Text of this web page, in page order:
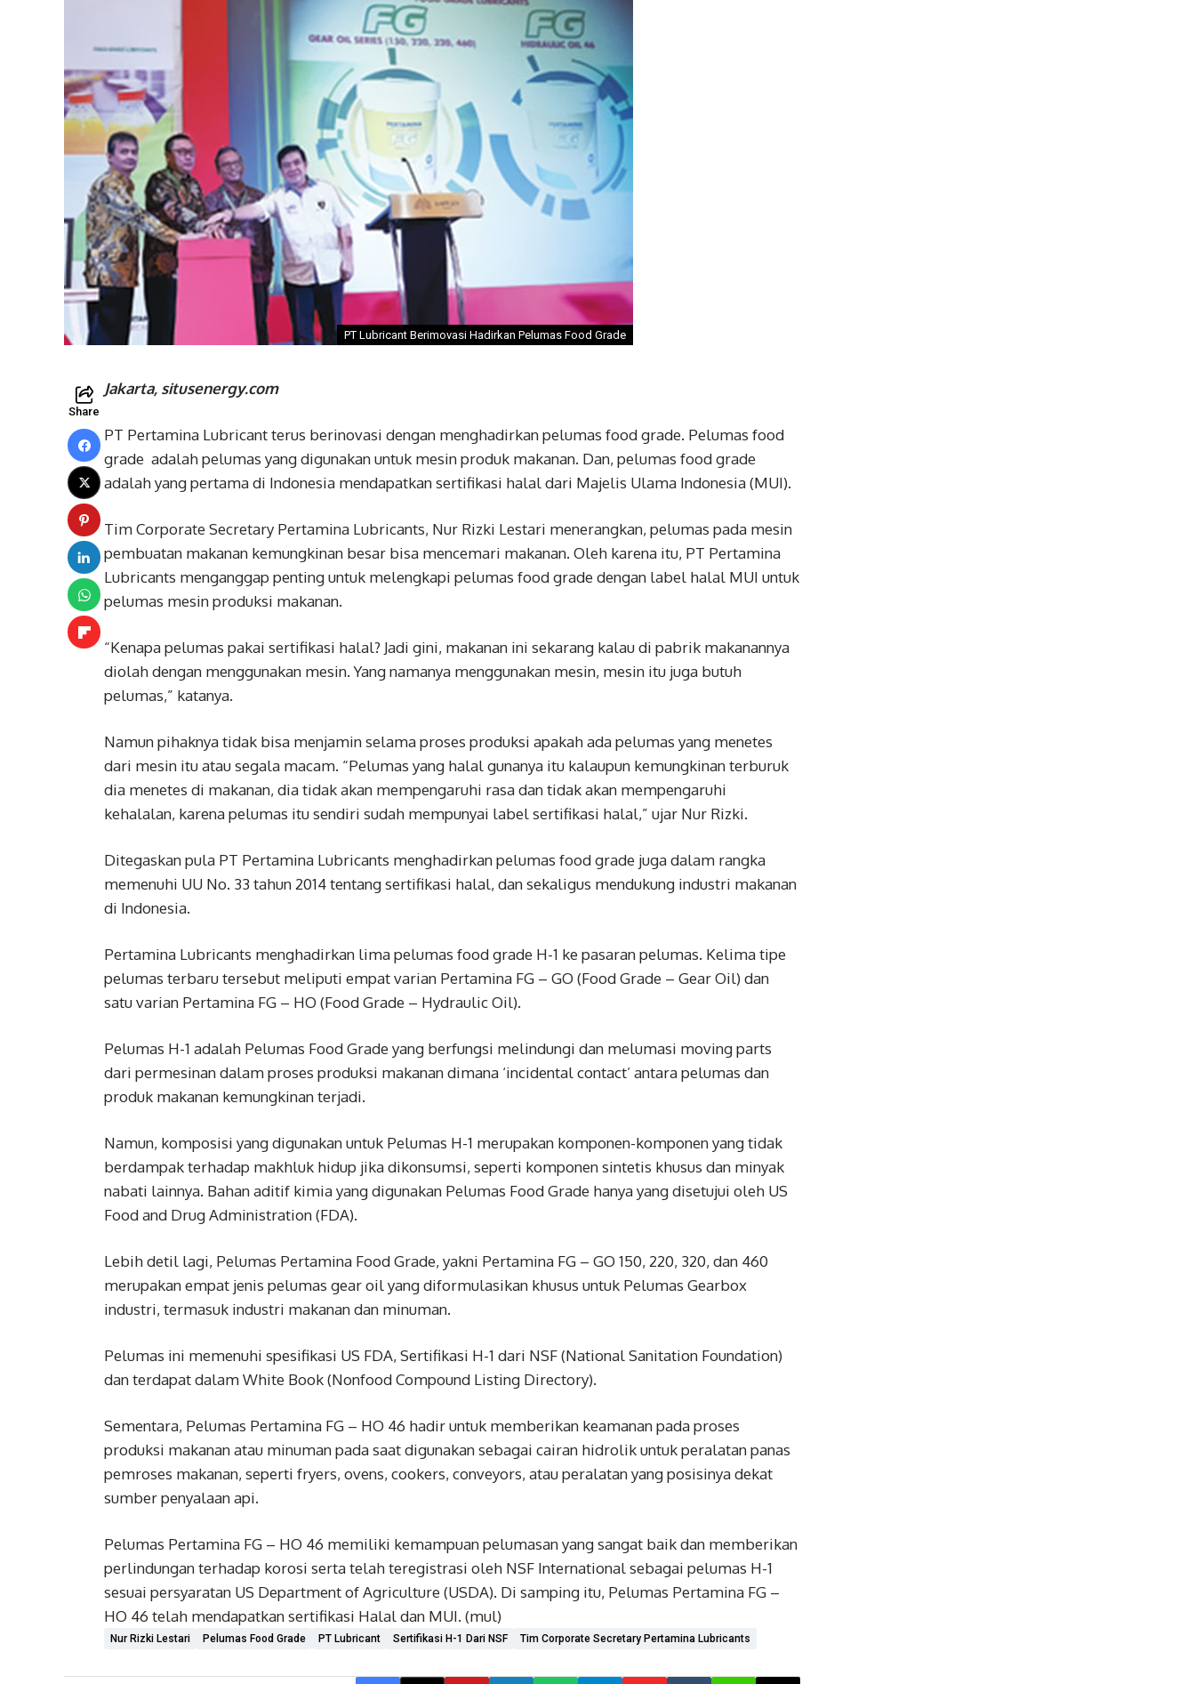
PT Lubricant Berimovasi Hadirkan Pelumas Food Grade
Share
Jakarta, situsenergy.com
PT Pertamina Lubricant terus berinovasi dengan menghadirkan pelumas food grade. Pelumas food
grade adalah pelumas yang digunakan untuk mesin produk makanan. Dan, pelumas food grade
adalah yang pertama di Indonesia mendapatkan sertifikasi halal dari Majelis Ulama Indonesia (MUI).
Tim Corporate Secretary Pertamina Lubricants, Nur Rizki Lestari menerangkan, pelumas pada mesin
pembuatan makanan kemungkinan besar bisa mencemari makanan. Oleh karena itu, PT Pertamina
Lubricants menganggap penting untuk melengkapi pelumas food grade dengan label halal MUI untuk
pelumas mesin produksi makanan.
“Kenapa pelumas pakai sertifikasi halal? Jadi gini, makanan ini sekarang kalau di pabrik makanannya
diolah dengan menggunakan mesin. Yang namanya menggunakan mesin, mesin itu juga butuh
pelumas,” katanya.
Namun pihaknya tidak bisa menjamin selama proses produksi apakah ada pelumas yang menetes
dari mesin itu atau segala macam. “Pelumas yang halal gunanya itu kalaupun kemungkinan terburuk
dia menetes di makanan, dia tidak akan mempengaruhi rasa dan tidak akan mempengaruhi
kehalalan, karena pelumas itu sendiri sudah mempunyai label sertifikasi halal,” ujar Nur Rizki.
Ditegaskan pula PT Pertamina Lubricants menghadirkan pelumas food grade juga dalam rangka
memenuhi UU No. 33 tahun 2014 tentang sertifikasi halal, dan sekaligus mendukung industri makanan
di Indonesia.
Pertamina Lubricants menghadirkan lima pelumas food grade H-1 ke pasaran pelumas. Kelima tipe
pelumas terbaru tersebut meliputi empat varian Pertamina FG – GO (Food Grade – Gear Oil) dan
satu varian Pertamina FG – HO (Food Grade – Hydraulic Oil).
Pelumas H-1 adalah Pelumas Food Grade yang berfungsi melindungi dan melumasi moving parts
dari permesinan dalam proses produksi makanan dimana ‘incidental contact’ antara pelumas dan
produk makanan kemungkinan terjadi.
Namun, komposisi yang digunakan untuk Pelumas H-1 merupakan komponen-komponen yang tidak
berdampak terhadap makhluk hidup jika dikonsumsi, seperti komponen sintetis khusus dan minyak
nabati lainnya. Bahan aditif kimia yang digunakan Pelumas Food Grade hanya yang disetujui oleh US
Food and Drug Administration (FDA).
Lebih detil lagi, Pelumas Pertamina Food Grade, yakni Pertamina FG – GO 150, 220, 320, dan 460
merupakan empat jenis pelumas gear oil yang diformulasikan khusus untuk Pelumas Gearbox
industri, termasuk industri makanan dan minuman.
Pelumas ini memenuhi spesifikasi US FDA, Sertifikasi H-1 dari NSF (National Sanitation Foundation)
dan terdapat dalam White Book (Nonfood Compound Listing Directory).
Sementara, Pelumas Perta­mina FG – HO 46 hadir untuk memberikan keamanan pada proses
produksi makanan atau minuman pada saat digunakan sebagai cairan hidrolik untuk peralatan panas
pemroses makanan, seperti fryers, ovens, cookers, conveyors, atau peralatan yang posisinya dekat
sumber penyalaan api.
Pelumas Pertamina FG – HO 46 memiliki kemampuan pelumasan yang sangat baik dan memberikan
perlindungan terhadap korosi serta telah teregistrasi oleh NSF International sebagai pelumas H-1
sesuai persyaratan US Department of Agriculture (USDA). Di samping itu, Pelumas Pertamina FG –
HO 46 telah mendapatkan sertifikasi Halal dan MUI. (mul)
Nur Rizki Lestari Pelumas Food Grade PT Lubricant Sertifikasi H-1 Dari NSF Tim Corporate Secretary Pertamina Lubricants